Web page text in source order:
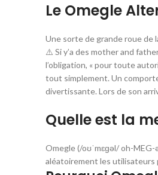
Le Omegle
Une sorte de grande roue de
⚠️ Si y’a des mother and
l’obligation, « pour toute
tout simplement. Un
divertissante. Lors de son
Quelle est la
Omegle (/oʊˈmɛɡəl/ oh-
aléatoirement les utilisateurs